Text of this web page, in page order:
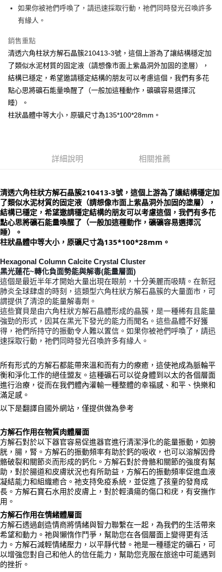
ATM付款
全家取貨付款
每筆NT$80，滿NT$3,000(含以上)免運費
7-11取貨付款
賣家宅配幫您送（台灣）
每筆NT$80，滿NT$3,000(含以上)免運費
免運費
如果你被祂們呼喚了，請迅速採取行動，祂們同時發光召喚許多
有緣人。
銷售重點
清透六角柱狀方解石晶簇210413-3號，這個上游為了讓結構穩定加
了類似水泥材質的固定液（請想像市面上紫晶洞外加固的塗層），
結構已穩定，希望邀請穩定結構的朋友可以考慮這個，我們有多花
點心思將礦石能量喚醒了（一般加這種動作，礦礦容易選擇沉
睡）。
柱狀晶體中等大小，原礦尺寸為135*100*28mm。
詳細說明 相關推薦
清透六角柱狀方解石晶簇210413-3號，這個上游為了讓結構穩定加
了類似水泥材質的固定液（請想像市面上紫晶洞外加固的塗層），
結構已穩定，希望邀請穩定結構的朋友可以考慮這個，我們有多花
點心思將礦石能量喚醒了（一般加這種動作，礦礦容易選擇沉
睡）。
柱狀晶體中等大小，原礦尺寸為135*100*28mm。
Hexagonal Column Calcite Crystal Cluster
黑光蓮花~轉化負面勢能與解毒(能量層面)
這個是最近半年才開始大量出現在眼前，十分美麗而吸睛。在新冠
肺炎全球肆虐的時刻，這類型六角柱狀方解石晶簇的大量面市，可
謂提供了清涼的能量解毒劑。
這些寶貝是由六角柱狀方解石晶體形成的晶簇，是一種稀有且能量
強勁的形式，因其在黑光下發光的能力而聞名。這些晶體不好獲
得，祂們所持守的振動令人難以置信。如果你被祂們呼喚了，請迅
速採取行動，祂們同時發光召喚許多有緣人。
所有形式的方解石都能帶來溫和而有力的療癒，這使祂成為脈輪平
衡和淨化工作的絕佳盟友。這種礦石可以從身體到以太的各個層面
進行治療，從而在我們體內灌輸一種整體的幸福感、和平、快樂和
滿足感。
以下是翻譯自國外網站，僅提供做為參考
方解石作用在物質肉體層面
方解石對於以下器官容易促進器官進行清潔淨化的能量振動，如膀
胱，腸，腎。方解石的振動頻率有助於鈣的吸收，也可以溶解因骨
骼破裂和關節炎而形成的鈣化。方解石對於骨骼和關節的強度有幫
助，對於腸道和皮膚狀況也有所助益，方解石的振動頻率促進血液
凝結能力和組織癒合。祂支持免疫系統，並促進了孩童的發育成
長。方解石寶石水用於皮膚上，對於輕潰瘍的傷口和疣，有安撫作
用。
方解石作用在情緒體層面
方解石透過創造情商將情緒與智力聯繫在一起，為我們的生活帶來
希望和動力。祂與懶惰作鬥爭，幫助您在各個層面上變得更有活
力。方解石減輕情緒壓力，以平靜代替。祂是一種穩定的礦石，可
以增強您對自己和他人的信任能力，幫助您克服在旅途中可能遇到
的挫折。